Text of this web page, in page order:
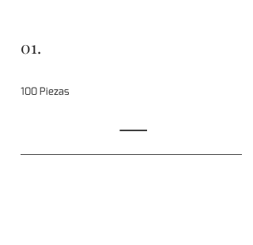
01.
100 Piezas